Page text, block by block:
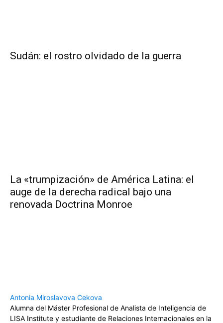
Sudán: el rostro olvidado de la guerra
La «trumpización» de América Latina: el
auge de la derecha radical bajo una
renovada Doctrina Monroe
Antonia Miroslavova Cekova
Alumna del Máster Profesional de Analista de Inteligencia de
LISA Institute y estudiante de Relaciones Internacionales en la